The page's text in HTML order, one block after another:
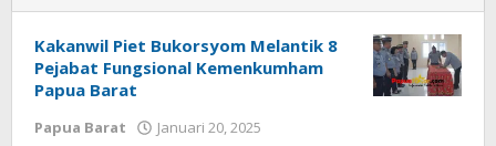
Kakanwil Piet Bukorsyom Melantik 8
Pejabat Fungsional Kemenkumham
Papua Barat
Papua Barat Januari 20, 2025